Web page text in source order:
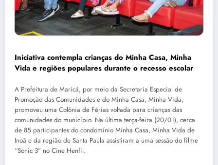
Iniciativa contempla crianças do Minha Casa, Minha
Vida e regiões populares durante o recesso escolar
A Prefeitura de Maricá, por meio da Secretaria Especial de
Promoção das Comunidades e do Minha Casa, Minha Vida,
promoveu uma Colônia de Férias voltada para crianças das
comunidades do município. Na última terça-feira (20/01), cerca
de 85 participantes do condomínio Minha Casa, Minha Vida de
Inoã e da região de Santa Paula assistiram a uma sessão do filme
“Sonic 3” no Cine Henfil.